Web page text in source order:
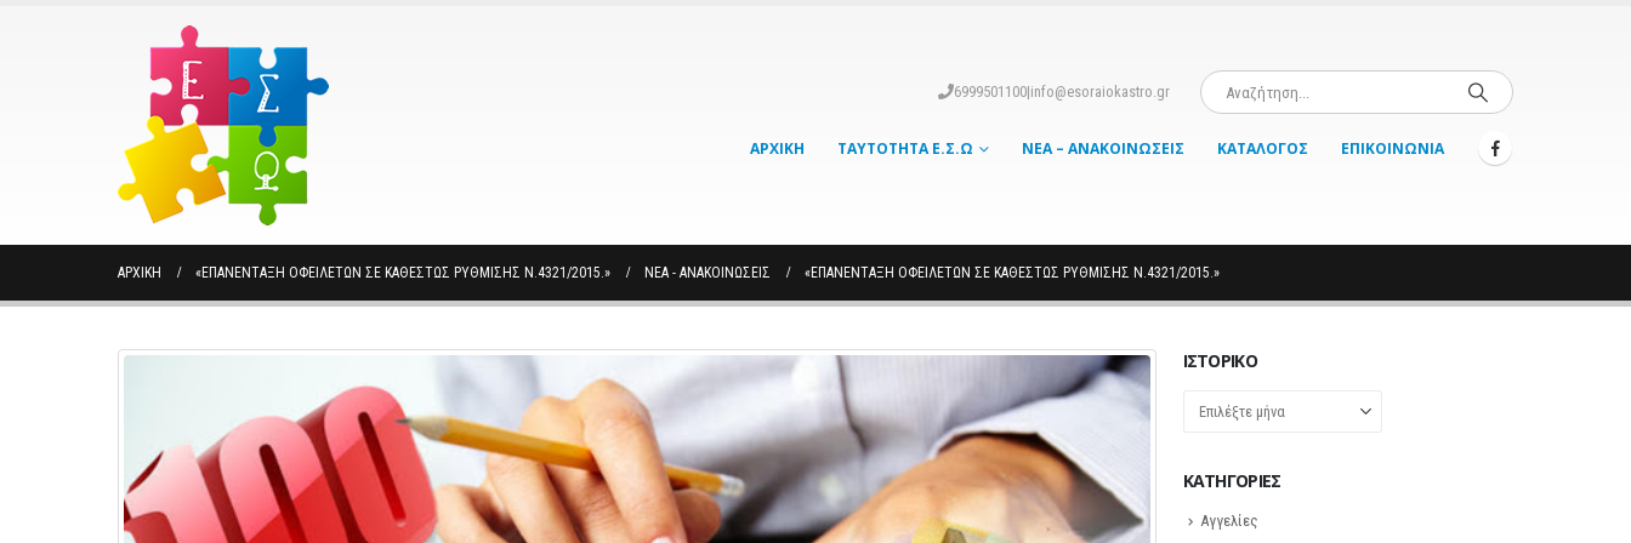
6999501100|info@esoraiokastro.gr
ΑΡΧΙΚΉ ΤΑΥΤΌΤΗΤΑ Ε.Σ.Ω ΝΈΑ – ΑΝΑΚΟΙΝΏΣΕΙΣ ΚΑΤΆΛΟΓΟΣ ΕΠΙΚΟΙΝΩΝΊΑ
ΑΡΧΙΚΉ «ΕΠΑΝΈΝΤΑΞΗ ΟΦΕΙΛΕΤΏΝ ΣΕ ΚΑΘΕΣΤΏΣ ΡΎΘΜΙΣΗΣ Ν.4321/2015.» ΝΈΑ - ΑΝΑΚΟΙΝΏΣΕΙΣ «ΕΠΑΝΈΝΤΑΞΗ ΟΦΕΙΛΕΤΏΝ ΣΕ ΚΑΘΕΣΤΏΣ ΡΎΘΜΙΣΗΣ Ν.4321/2015.»
ΙΣΤΟΡΙΚΌ
Ιστορικό
KΑΤΗΓΟΡΊΕΣ
Αγγελίες